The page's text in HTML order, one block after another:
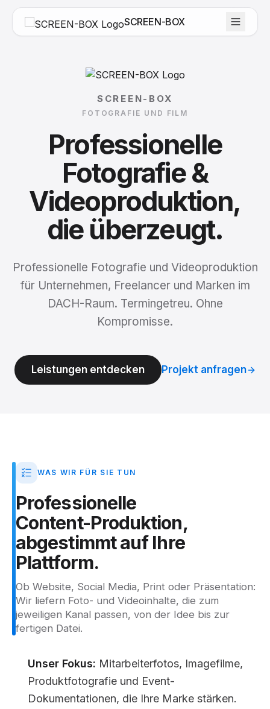
SCREEN-BOX
SCREEN-BOX
FOTOGRAFIE UND FILM
Professionelle
Fotografie &
Videoproduktion,
die überzeugt.
Professionelle Fotografie und Videoproduktion
für Unternehmen, Freelancer und Marken im
DACH-Raum. Termingetreu. Ohne
Kompromisse.
Leistungen entdecken Projekt anfragen
WAS WIR FÜR SIE TUN
Professionelle
Content-Produktion,
abgestimmtauf Ihre
Plattform.
Ob Website, Social Media, Print oder Präsentation:
Wir liefern Foto- und Videoinhalte, die zum
jeweiligen Kanal passen, von der Idee bis zur
fertigen Datei.
Unser Fokus: Mitarbeiterfotos, Imagefilme,
Produktfotografie und Event-
Dokumentationen, die Ihre Marke stärken.